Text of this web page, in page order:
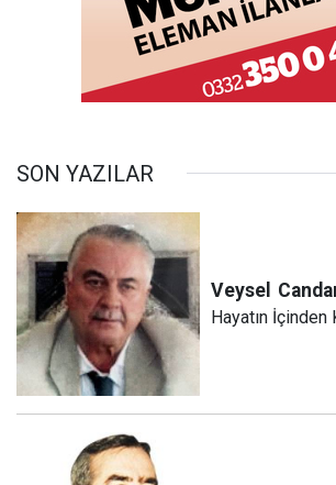
SON YAZILAR
Veysel
Hayatın İçinden